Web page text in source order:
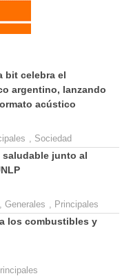
bit celebra el
argentino, lanzando
acústico
, Sociedad
saludable junto al
, Generales , Principales
los combustibles y